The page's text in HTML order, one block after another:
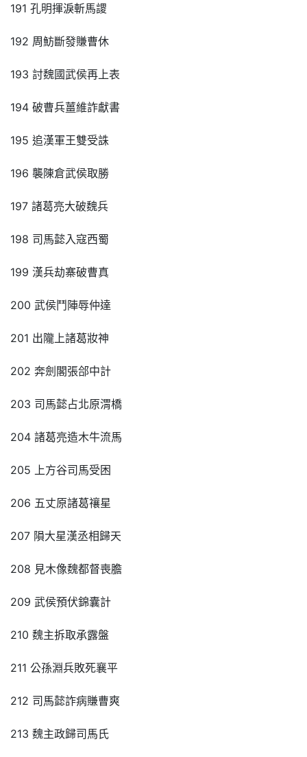
191 孔明揮淚斬馬謖
192 周魴斷發賺曹休
193 討魏國武侯再上表
194 破曹兵薑維詐獻書
195 追漢軍王雙受誅
196 襲陳倉武侯取勝
197 諸葛亮大破魏兵
198 司馬懿入寇西蜀
199 漢兵劫寨破曹真
200 武侯鬥陣辱仲達
201 出隴上諸葛妝神
202 奔劍閣張郃中計
203 司馬懿占北原渭橋
204 諸葛亮造木牛流馬
205 上方谷司馬受困
206 五丈原諸葛禳星
207 隕大星漢丞相歸天
208 見木像魏都督喪膽
209 武侯預伏錦囊計
210 魏主拆取承露盤
211 公孫淵兵敗死襄平
212 司馬懿詐病賺曹爽
213 魏主政歸司馬氏